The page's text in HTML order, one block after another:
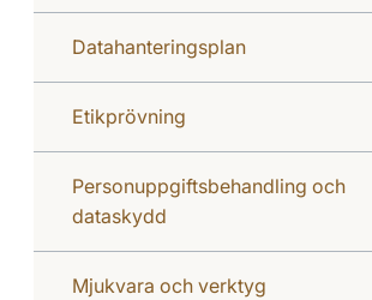
Datahanteringsplan
Etikprövning
Personuppgiftsbehandling och
dataskydd
Mjukvara och verktyg